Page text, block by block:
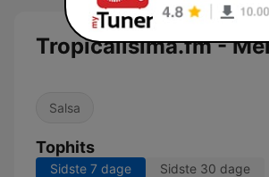
Tropicalisima.fm -
Salsa
Tophits
Sidste 7 dage Sidste 30 dage